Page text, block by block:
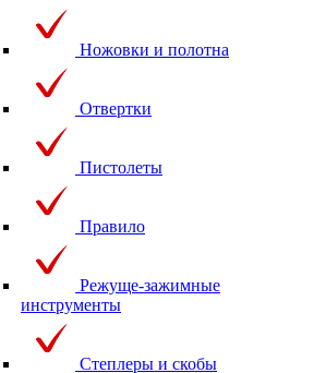
Ножовки и полотна
Отвертки
Пистолеты
Правило
Режуще-зажимные
инструменты
Степлеры и скобы